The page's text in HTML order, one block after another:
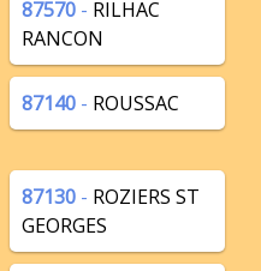
87570 - RILHAC
RANCON
87140 - ROUSSAC
87130 - ROZIERS ST
GEORGES